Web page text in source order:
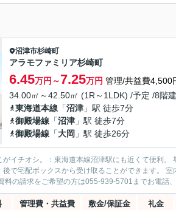
沼津市杉崎町
アラモファミリア杉崎町
6.45万円～7.25万円 管理/共益費4,500
34.00㎡～42.50㎡ (1R～1LDK) /予定 /8階建
東海道本線 「沼津 」駅 徒歩7分
御殿場線 「沼津 」駅 徒歩7分
御殿場線 「大岡 」駅 徒歩26分
オシ。：東海道本線沼津駅にも近くて便利。 専有面積は34
ボックスから受け取ることができます。 室内設備はとても充実
本線沼津周辺がおすすめです。 資料の請求をご希望の方は055-939-5701ま
管理費・共益費 敷金/保証金 礼金